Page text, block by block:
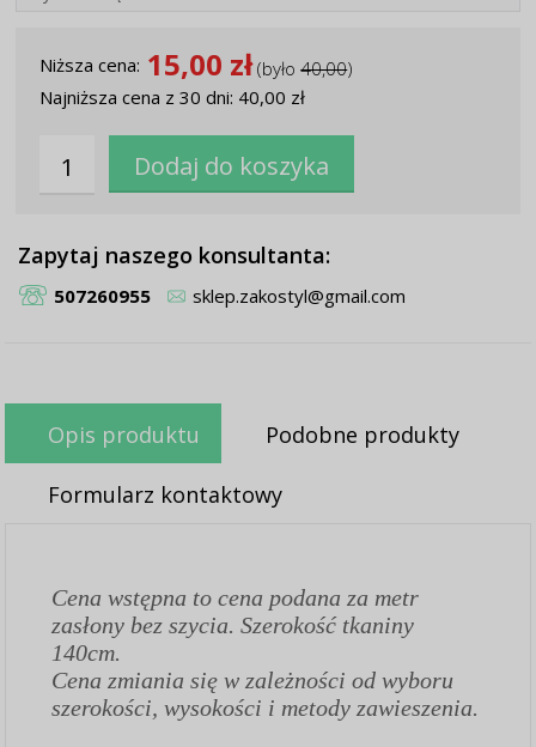
Niższa cena: 15,00 zł(było40,00)
Najniższa cena z 30 dni: 40,00 zł
Zapytaj naszego konsultanta:
507260955 sklep.zakostyl@gmail.com
Opis produktu Podobne produkty
Formularz kontaktowy
Cena wstępna to cena podana za metr
zasłony bez szycia. Szerokość tkaniny
140cm.
Cena zmiania się w zależności od wyboru
szerokości, wysokości i metody zawieszenia.